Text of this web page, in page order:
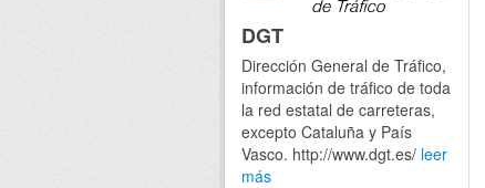
DGT
Dirección General de Tráfico,
información de tráfico de toda
la red estatal de carreteras,
excepto Cataluña y País
Vasco. http://www.dgt.es/ leer
más